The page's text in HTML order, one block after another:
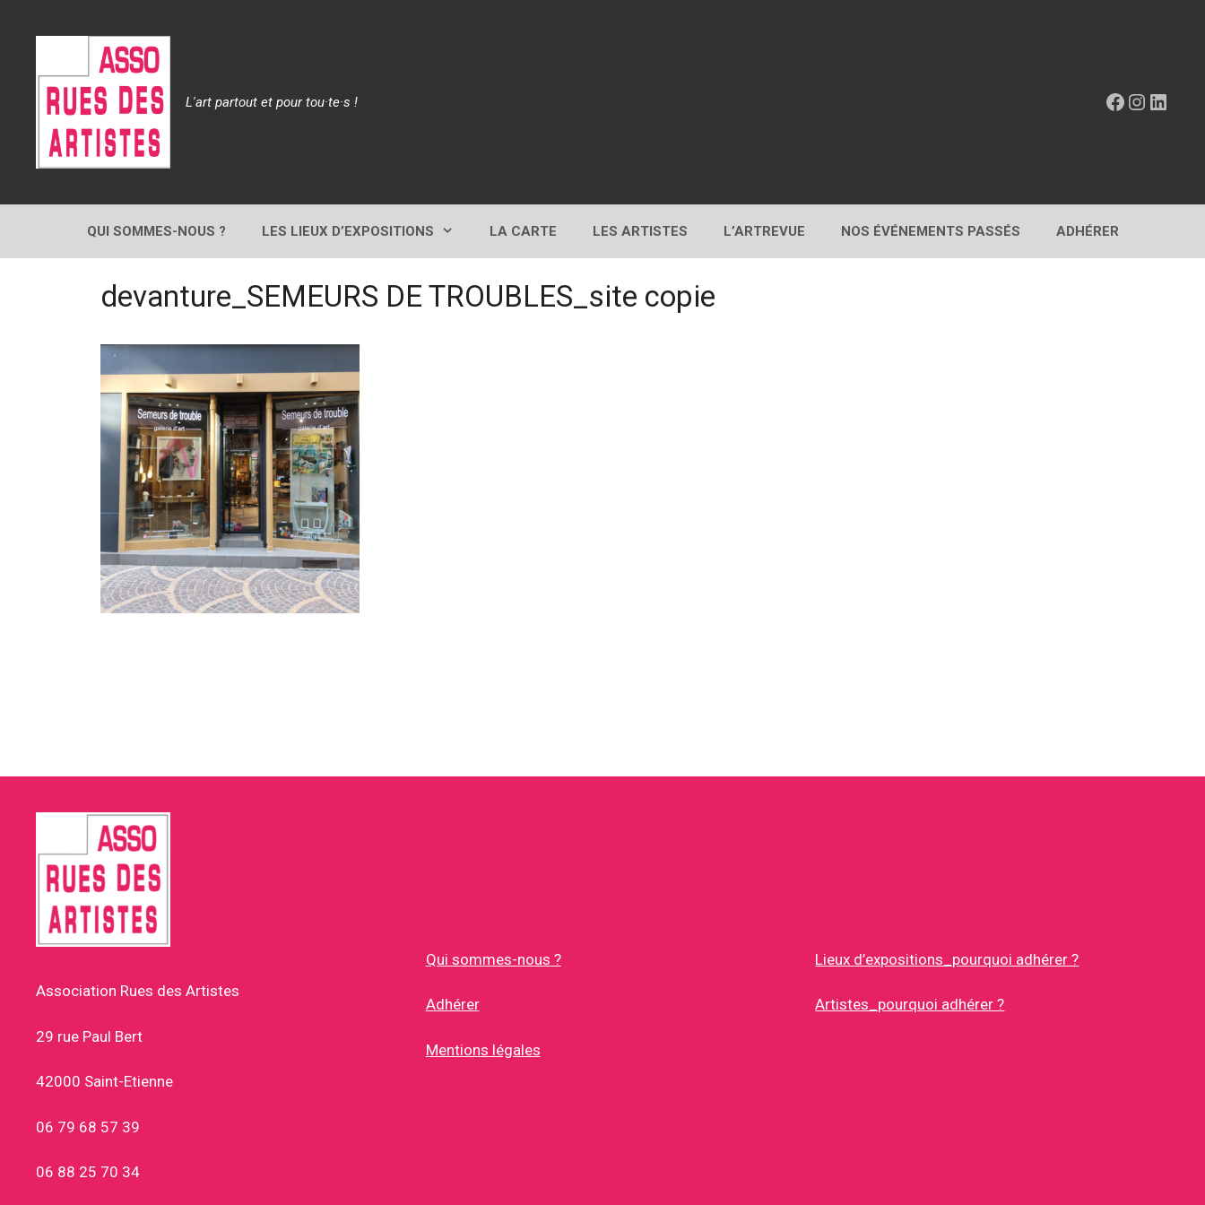
L'art partout et pour tou·te·s ! Facebook
QUI SOMMES-NOUS ? LES LIEUX D’EXPOSITIONS LA CARTE LES ARTISTES L’ARTREVUE NOS ÉVÉNEMENTS PASSÉS ADHÉRER
devanture_SEMEURS DE TROUBLES_site copie
Association Rues des Artistes
29 rue Paul Bert
42000 Saint-Etienne
06 79 68 57 39
06 88 25 70 34
Qui sommes-nous ?
Adhérer
Mentions légales
Lieux d’expositions_pourquoi adhérer ?
Artistes_pourquoi adhérer ?